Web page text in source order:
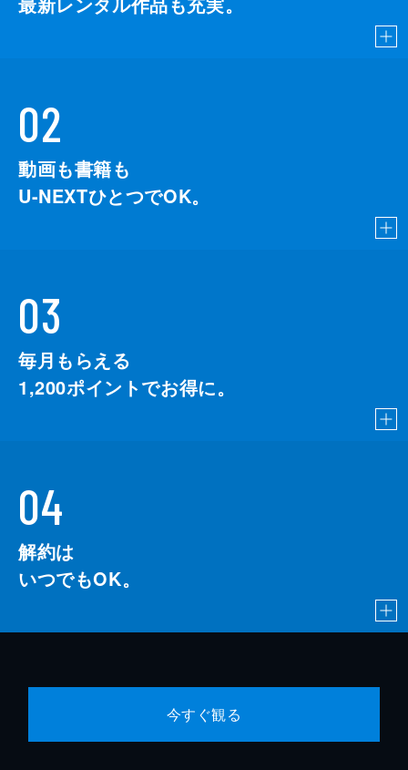
02
動画も書籍も
U-NEXTひとつでOK。
03
毎月もらえる
1,200ポイントでお得に。
04
解約は
いつでもOK。
今すぐ観る